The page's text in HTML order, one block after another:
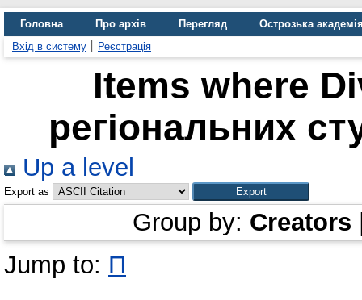
Головна Про архів Перегляд
Острозька
Вхід в систему
Реєстрація
Items where
регіональних
Up a level
Export as
Group by: Creators
Jump to: П